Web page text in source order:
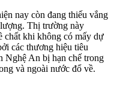
nay còn đang thiếu vắng
Thị trường này
chất khi không có mấy dự
các thương hiệu tiêu
Nghệ An bị hạn chế trong
và ngoài nước đổ về.